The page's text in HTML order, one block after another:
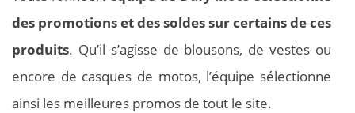
des promotions et des soldes sur certains de ces
produits. Qu’il s’agisse de blousons, de vestes ou
encore de casques de motos, l’équipe sélectionne
ainsi les meilleures promos de tout le site.